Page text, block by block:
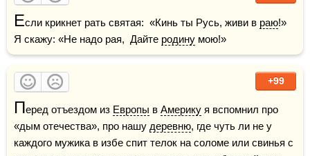
Если крикнет рать святая:  «Кинь ты Русь, живи в раю!»
Я скажу: «Не надо рая,  Дайте родину мою!»
+99
Перед отъездом из Европы в Америку я вспомнил про
«дым отечества», про нашу деревню, где чуть ли не у
каждого мужика в избе спит телок на соломе или свинья с